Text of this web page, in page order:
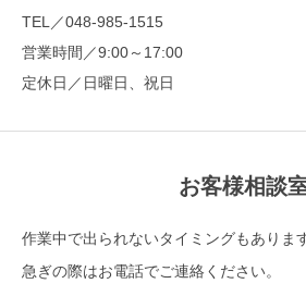
TEL／048-985-1515
営業時間／9:00～17:00
定休日／日曜日、祝日
お客様相談
作業中で出られないタイミングもありま
急ぎの際はお電話でご連絡ください。